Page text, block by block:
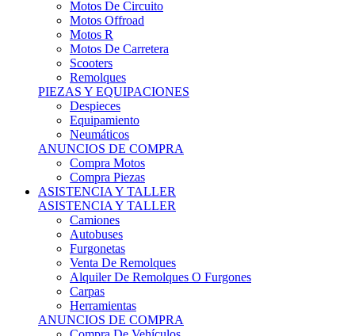
Motos R
Motos De Carretera
Scooters
Remolques
PIEZAS Y EQUIPACIONES
Despieces
Equipamiento
Neumáticos
ANUNCIOS DE COMPRA
Compra Motos
Compra Piezas
ASISTENCIA Y TALLER
ASISTENCIA Y TALLER
Camiones
Autobuses
Furgonetas
Venta De Remolques
Alquiler De Remolques O Furgones
Carpas
Herramientas
ANUNCIOS DE COMPRA
Compra De Vehículos
Compra De Herramientas